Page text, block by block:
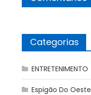
Categorias
ENTRETENIMENTO
Espigão Do Oeste